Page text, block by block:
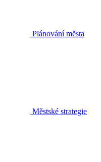
Plánování města
Městské strategie